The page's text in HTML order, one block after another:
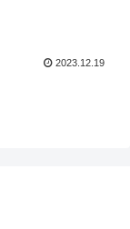
2023.12.19